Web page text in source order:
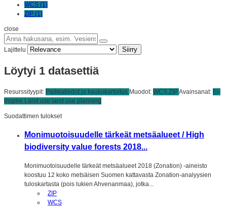
WCS (1)
ZIP (1)
close
Lajittelu Siirry
Löytyi 1 datasettiä
Resurssityypit: Paikkatiedot ja kaukokartoitus Muodot: WCS ZIPAvainsanat: Ei-
Inspire Land use land use planning
Suodattimen tulokset
Monimuotoisuudelle tärkeät metsäalueet / High
biodiversity value forests 2018...
Monimuotoisuudelle tärkeät metsäalueet 2018 (Zonation) -aineisto
koostuu 12 koko metsäisen Suomen kattavasta Zonation-analyysien
tuloskartasta (pois lukien Ahvenanmaa), jotka...
ZIP
WCS